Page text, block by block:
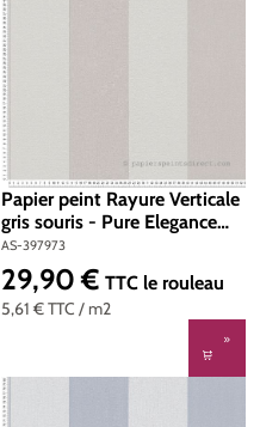
Papier peint Rayure Verticale
gris souris - Pure Elegance
d'A.S. Création | Réf. AS-
397973
AS-397973
5,61 €TTC / m2
Prix régulier :
29,90 € TTC le rouleau